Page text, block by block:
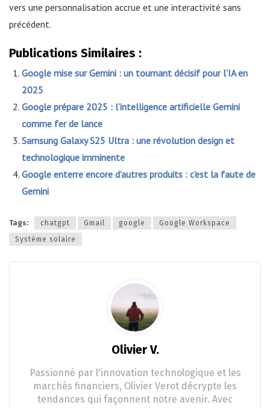
vers une personnalisation accrue et une interactivité sans
précédent.
Publications Similaires :
Google mise sur Gemini : un tournant décisif pour l’IA en
2025
Google prépare 2025 : l’intelligence artificielle Gemini
comme fer de lance
Samsung Galaxy S25 Ultra : une révolution design et
technologique imminente
Google enterre encore d’autres produits : c’est la faute de
Gemini
Tags: chatgpt Gmail google
Google Workspace
Système solaire
Olivier V.
Passionné par l'innovation technologique et les
marchés financiers, Olivier Verot décrypte les
tendances qui façonnent notre avenir. Avec